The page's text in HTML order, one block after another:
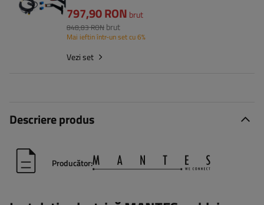
cablaj MANTES 4,5 m cu 7 pini
797,90 RON brut
848,83 RON brut
Mai ieftin într-un set cu 6%
Vezi set
Descriere produs
Producător: